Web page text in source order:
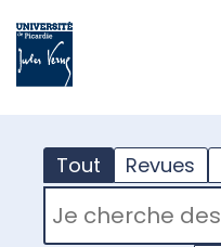
Tout Revues
RECHERCHER DANS "TOUT"